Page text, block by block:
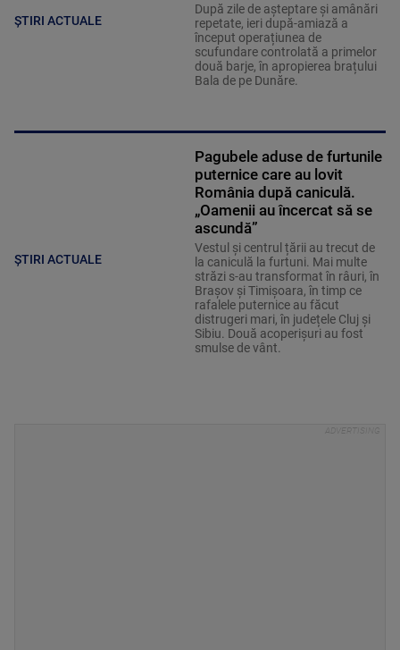
ȘTIRI ACTUALE
După zile de așteptare și amânări
repetate, ieri după-amiază a
început operațiunea de
scufundare controlată a primelor
două barje, în apropierea brațului
Bala de pe Dunăre.
ȘTIRI ACTUALE
Pagubele aduse de furtunile
puternice care au lovit
România după caniculă.
„Oamenii au încercat să se
ascundă”
Vestul și centrul țării au trecut de
la caniculă la furtuni. Mai multe
străzi s-au transformat în râuri, în
Brașov și Timișoara, în timp ce
rafalele puternice au făcut
distrugeri mari, în județele Cluj și
Sibiu. Două acoperișuri au fost
smulse de vânt.